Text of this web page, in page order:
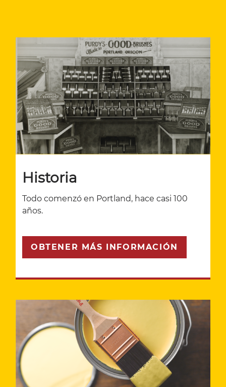
Historia
Todo comenzó en Portland, hace casi 100
años.
OBTENER MÁS INFORMACIÓN